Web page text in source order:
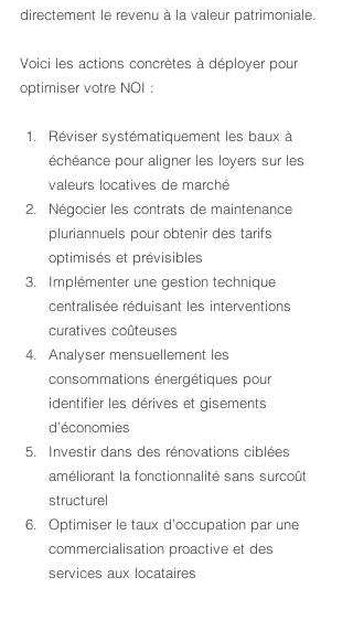
directement le revenu à la valeur patrimoniale.
Voici les actions concrètes à déployer pour
optimiser votre NOI :
Réviser systématiquement les baux à
échéance pour aligner les loyers sur les
valeurs locatives de marché
Négocier les contrats de maintenance
pluriannuels pour obtenir des tarifs
optimisés et prévisibles
Implémenter une gestion technique
centralisée réduisant les interventions
curatives coûteuses
Analyser mensuellement les
consommations énergétiques pour
identifier les dérives et gisements
d’économies
Investir dans des rénovations ciblées
améliorant la fonctionnalité sans surcoût
structurel
Optimiser le taux d’occupation par une
commercialisation proactive et des
services aux locataires